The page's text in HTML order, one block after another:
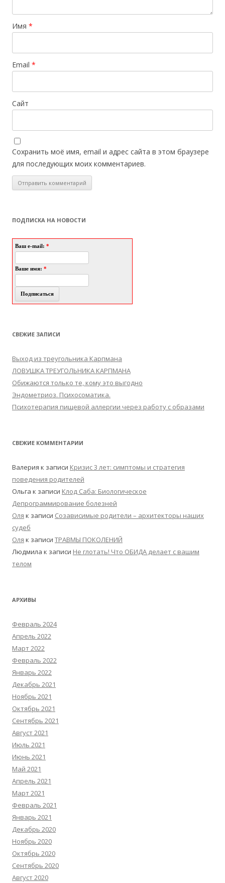
Имя *
Email *
Сайт
Сохранить моё имя, email и адрес сайта в этом браузере
для последующих моих комментариев.
ПОДПИСКА НА НОВОСТИ
Ваш e-mail: *
Ваше имя: *
СВЕЖИЕ ЗАПИСИ
Выход из треугольника Карпмана
ЛОВУШКА ТРЕУГОЛЬНИКА КАРПМАНА
Обижаются только те, кому это выгодно
Эндометриоз. Психосоматика.
Психотерапия пищевой аллергии через работу с образами
СВЕЖИЕ КОММЕНТАРИИ
Валерия к записи Кризис 3 лет: симптомы и стратегия
поведения родителей
Ольга к записи Клод Саба: Биологическое
Депрограммирование болезней
Оля к записи Созависимые родители – архитекторы наших
судеб
Оля к записи ТРАВМЫ ПОКОЛЕНИЙ
Людмила к записи Не глотать! Что ОБИДА делает с вашим
телом
АРХИВЫ
Февраль 2024
Апрель 2022
Март 2022
Февраль 2022
Январь 2022
Декабрь 2021
Ноябрь 2021
Октябрь 2021
Сентябрь 2021
Август 2021
Июль 2021
Июнь 2021
Май 2021
Апрель 2021
Март 2021
Февраль 2021
Январь 2021
Декабрь 2020
Ноябрь 2020
Октябрь 2020
Сентябрь 2020
Август 2020